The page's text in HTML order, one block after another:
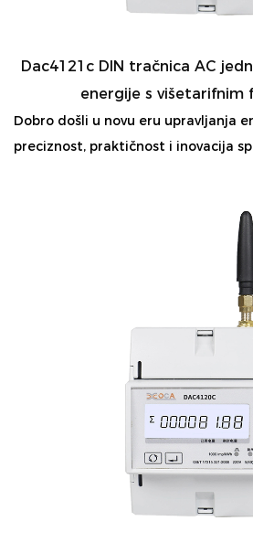
Dac4121c DIN tračnica AC
energije s višetarifnim
Dobro došli u novu eru upravljanja
preciznost, praktičnost i inovacija